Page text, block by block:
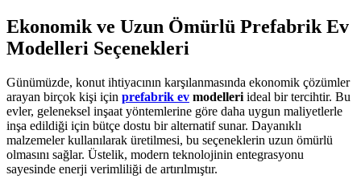
Ekonomik ve Uzun Ömürlü Prefabrik Ev
Modelleri Seçenekleri
Günümüzde, konut ihtiyacının karşılanmasında ekonomik çözümler
arayan birçok kişi için prefabrik ev modelleri ideal bir tercihtir. Bu
evler, geleneksel inşaat yöntemlerine göre daha uygun maliyetlerle
inşa edildiği için bütçe dostu bir alternatif sunar. Dayanıklı
malzemeler kullanılarak üretilmesi, bu seçeneklerin uzun ömürlü
olmasını sağlar. Üstelik, modern teknolojinin entegrasyonu
sayesinde enerji verimliliği de artırılmıştır.